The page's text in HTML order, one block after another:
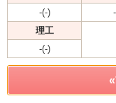
-(-)
理工
-(-)